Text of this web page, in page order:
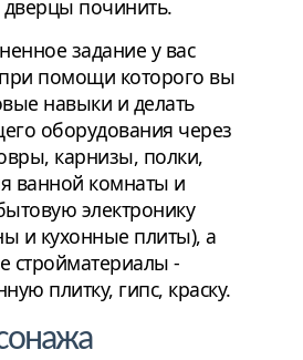
починить.
задание у вас
помощи которого вы
навыки и делать
оборудования через
карнизы, полки,
ванной комнаты и
электронику
и кухонные плиты), а
стройматериалы -
плитку, гипс, краску.